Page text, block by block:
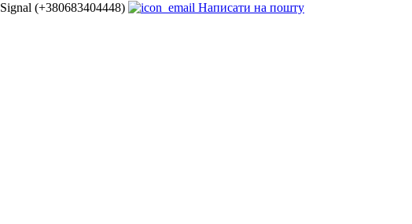
Signal (+380683404448) Написати на пошту